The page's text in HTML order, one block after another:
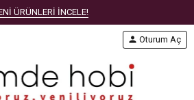
ÜRÜNLERİ İNCELE!
person Oturum Aç